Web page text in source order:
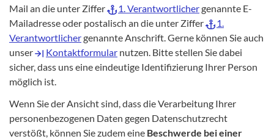
Mail an die unter Ziffer
1. Verantwortlichergenannte E-
Mailadresse oder postalisch an die unter Ziffer
1.
Verantwortlichergenannte Anschrift. Gerne können Sie auch
unser
Kontaktformular nutzen. Bitte stellen Sie dabei
sicher, dass uns eine eindeutige Identifizierung Ihrer Person
möglich ist.
Wenn Sie der Ansicht sind, dass die Verarbeitung Ihrer
personenbezogenen Daten gegen Datenschutzrecht
verstößt, können Sie zudem eine Beschwerde bei einer